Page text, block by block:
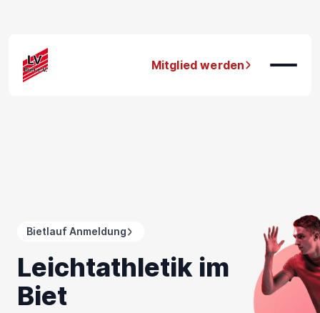
Mitglied werden
Bietlauf Anmeldung
Leichtathletik im
Biet